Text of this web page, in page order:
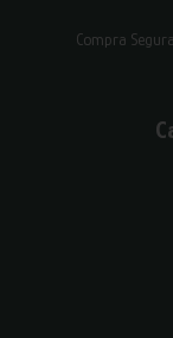
Compra